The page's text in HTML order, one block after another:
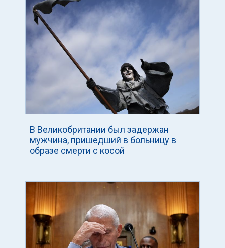
В Великобритании был задержан
мужчина, пришедший в больницу в
образе смерти с косой